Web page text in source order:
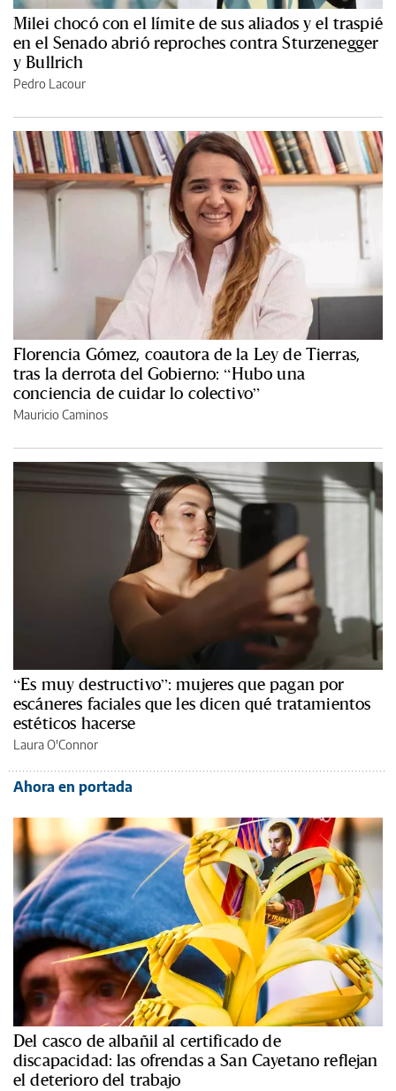
Milei chocó con el límite de sus aliados y el traspié
en el Senado abrió reproches contra Sturzenegger
y Bullrich
Pedro Lacour
Florencia Gómez, coautora de la Ley de Tierras,
tras la derrota del Gobierno: “Hubo una
conciencia de cuidar lo colectivo”
Mauricio Caminos
“Es muy destructivo”: mujeres que pagan por
escáneres faciales que les dicen qué tratamientos
estéticos hacerse
Laura O'Connor
Ahora en portada
Del casco de albañil al certificado de
discapacidad: las ofrendas a San Cayetano reflejan
el deterioro del trabajo